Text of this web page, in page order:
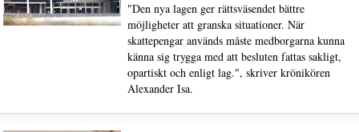
"Den nya lagen ger rättsväsendet bättre
möjligheter att granska situationer. När
skattepengar används måste medborgarna kunna
känna sig trygga med att besluten fattas sakligt,
opartiskt och enligt lag.", skriver krönikören
Alexander Isa.